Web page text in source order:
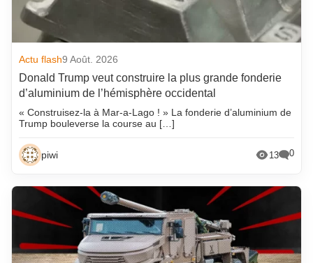
Actu flash9 Août. 2026
Donald Trump veut construire la plus grande fonderie
d’aluminium de l’hémisphère occidental
« Construisez-la à Mar-a-Lago ! » La fonderie d’aluminium de
Trump bouleverse la course au […]
piwi 13 0